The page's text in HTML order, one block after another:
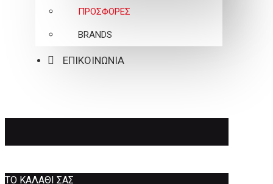
ΠΡΟΣΦΟΡΕΣ
BRANDS
ΕΠΙΚΟΙΝΩΝΙΑ
ΤΟ ΚΑΛΆΘΙ ΣΑΣ